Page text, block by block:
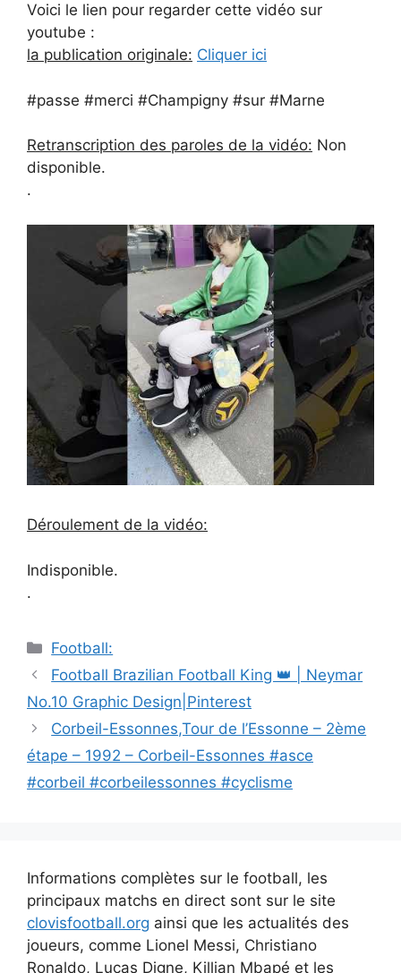
Voici le lien pour regarder cette vidéo sur
youtube :
la publication originale: Cliquer ici
#passe #merci #Champigny #sur #Marne
Retranscription des paroles de la vidéo: Non
disponible.
.
Déroulement de la vidéo:
Indisponible.
.
Catégories
Football:
Navigation
des
Football Brazilian Football King 👑 | Neymar
No.10 Graphic Design|Pinterest
Corbeil-Essonnes,Tour de l’Essonne – 2ème
étape – 1992 – Corbeil-Essonnes #asce
#corbeil #corbeilessonnes #cyclisme
Informations complètes sur le football, les
principaux matchs en direct sont sur le site
clovisfootball.org ainsi que les actualités des
joueurs, comme Lionel Messi, Christiano
Ronaldo, Lucas Digne, Killian Mbapé et les